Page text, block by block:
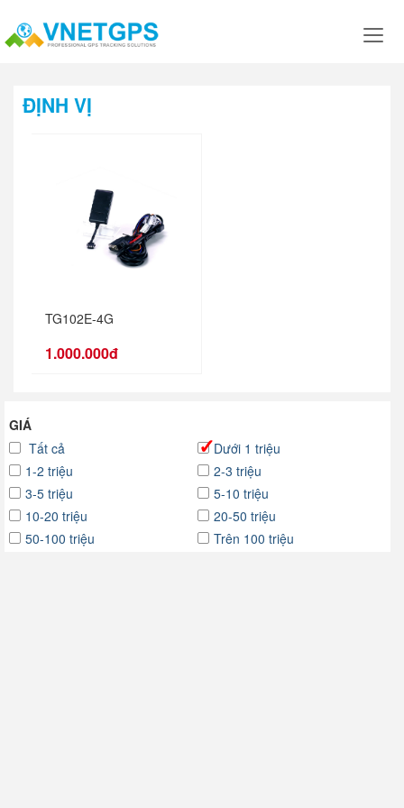
ĐỊNH VỊ
TG102E-4G
1.000.000đ
GIÁ
Tất cả
Dưới 1 triệu
1-2 triệu
2-3 triệu
3-5 triệu
5-10 triệu
10-20 triệu
20-50 triệu
50-100 triệu
Trên 100 triệu